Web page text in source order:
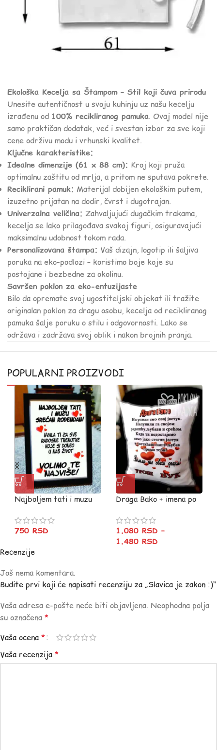
Ekološka Kecelja sa Štampom – Stil koji čuva prirodu
Unesite autentičnost u svoju kuhinju uz našu kecelju
izrađenu od 100% recikliranog pamuka. Ovaj model nije
samo praktičan dodatak, već i svestan izbor za sve koji
cene održivu modu i vrhunski kvalitet.
Ključne karakteristike:
Idealne dimenzije (61 x 88 cm): Kroj koji pruža
optimalnu zaštitu od mrlja, a pritom ne sputava pokrete.
Reciklirani pamuk: Materijal dobijen ekološkim putem,
izuzetno prijatan na dodir, čvrst i dugotrajan.
Univerzalna veličina: Zahvaljujući dugačkim trakama,
kecelja se lako prilagođava svakoj figuri, osiguravajući
maksimalnu udobnost tokom rada.
Personalizovana štampa: Vaš dizajn, logotip ili šaljiva
poruka na eko-podlozi – koristimo boje koje su
postojane i bezbedne za okolinu.
Savršen poklon za eko-entuzijaste
Bilo da opremate svoj ugostiteljski objekat ili tražite
originalan poklon za dragu osobu, kecelja od recikliranog
pamuka šalje poruku o stilu i odgovornosti. Lako se
održava i zadržava svoj oblik i nakon brojnih pranja.
POPULARNI PROIZVODI
Najboljem tati i muzu
750 RSD
Draga Bako + imena po
1.080 RSD –
1.480 RSD
Recenzije
Još nema komentara.
Budite prvi koji će napisati recenziju za „Slavica je zakon :)“
Vaša adresa e-pošte neće biti objavljena. Neophodna polja
su označena *
Vaša ocena *
Vaša recenzija *